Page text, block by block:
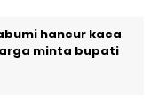
hancur kaca
minta bupati